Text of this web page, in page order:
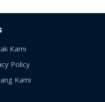
Kami
Policy
Kami